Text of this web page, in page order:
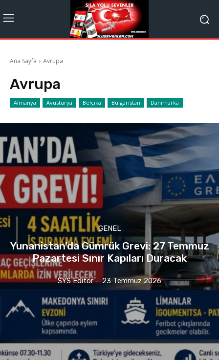
Ana Sayfa Avrupa
Avrupa
Almanya Avusturya Belçika Bulgaristan Danimarka
GENEL
Yunanistan’da Gümrük Grevi: 27 Temmuz
Pazartesi Sınır Kapıları Duracak
SYS Editör - 23 Temmuz 2026